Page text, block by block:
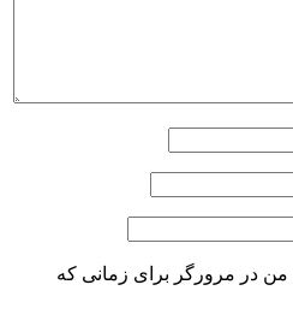
من در مرورگر برای زمانی که